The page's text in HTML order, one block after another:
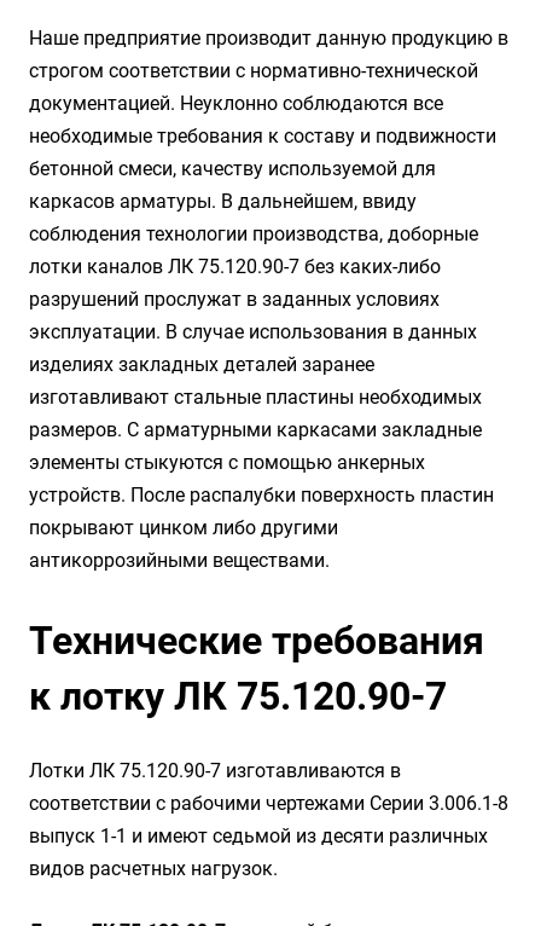
Наше предприятие производит данную продукцию в
строгом соответствии с нормативно-технической
документацией. Неуклонно соблюдаются все
необходимые требования к составу и подвижности
бетонной смеси, качеству используемой для
каркасов арматуры. В дальнейшем, ввиду
соблюдения технологии производства, доборные
лотки каналов ЛК 75.120.90-7 без каких-либо
разрушений прослужат в заданных условиях
эксплуатации. В случае использования в данных
изделиях закладных деталей заранее
изготавливают стальные пластины необходимых
размеров. С арматурными каркасами закладные
элементы стыкуются с помощью анкерных
устройств. После распалубки поверхность пластин
покрывают цинком либо другими
антикоррозийными веществами.
Технические требования
к лотку ЛК 75.120.90-7
Лотки ЛК 75.120.90-7 изготавливаются в
соответствии с рабочими чертежами Серии 3.006.1-8
выпуск 1-1 и имеют седьмой из десяти различных
видов расчетных нагрузок.